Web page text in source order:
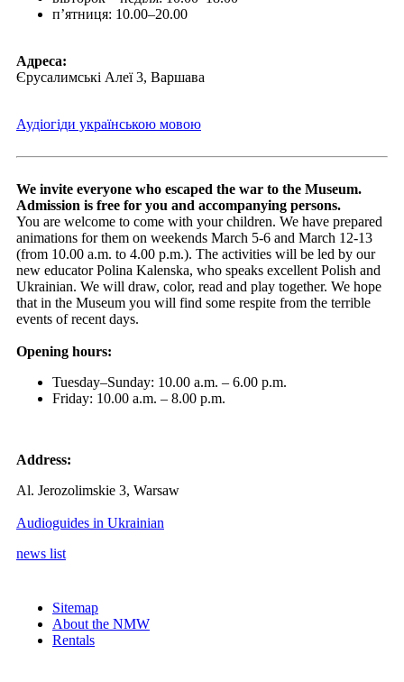
п’ятниця: 10.00–20.00
Адреса:
Єрусалимські Алеї 3, Варшава
Аудіогіди українською мовою
We invite everyone who escaped the war to the Museum.
Admission is free for you and accompanying persons.
You are welcome to come with your children. We have prepared
animations for them on weekends March 5-6 and March 12-13
(from 10.00 a.m. to 4.00 p.m.). The activities will be led by our
new educator Polina Kalenska, who speaks excellent Polish and
Ukrainian. We will draw, color, read and play together. We hope
that in the Museum you will find some respite from the terrible
events of recent days.
Opening hours:
Tuesday–Sunday: 10.00 a.m. – 6.00 p.m.
Friday: 10.00 a.m. – 8.00 p.m.
Address:
Al. Jerozolimskie 3, Warsaw
Audioguides in Ukrainian
news list
Sitemap
About the NMW
Rentals